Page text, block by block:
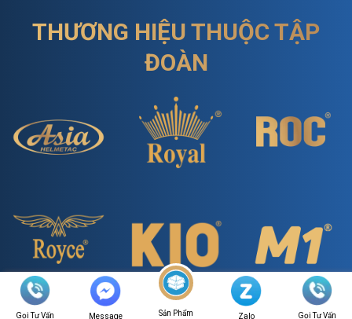
THƯƠNG HIỆU THUỘC TẬP
ĐOÀN
Gọi Tư Vấn Message Sản Phẩm Zalo Gọi Tư Vấn